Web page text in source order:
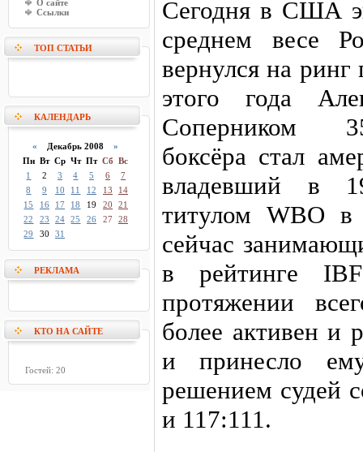
О сайте
Ссылки
ТОП СТАТЬИ
КАЛЕНДАРЬ
« Декабрь 2008 »
Пн Вт Ср Чт Пт Сб Вс
1
2 3 4 5 6
7
8
9 10 11 12 13
14
15
16 17 18 19 20
21
22
23 24 25 26 27
28
29
30 31
РЕКЛАМА
КТО НА САЙТЕ
Гостей: 20
Сегодня в США
среднем весе
вернулся на
этого года
Соперником
боксёра стал
владевший в
титулом WBO в
сейчас
в рейтинге
протяжении
более активен и
и принесло
решением судей
и 117:111.